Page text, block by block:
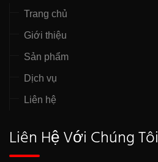
Trang chủ
Giới thiệu
Sản phẩm
Dịch vụ
Liên hệ
Liên Hệ Với Chúng Tôi